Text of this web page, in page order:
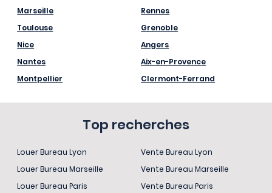
Marseille
Toulouse
Nice
Nantes
Montpellier
Rennes
Grenoble
Angers
Aix-en-Provence
Clermont-Ferrand
Top recherches
Louer Bureau Lyon
Louer Bureau Marseille
Louer Bureau Paris
Vente Bureau Lyon
Vente Bureau Marseille
Vente Bureau Paris